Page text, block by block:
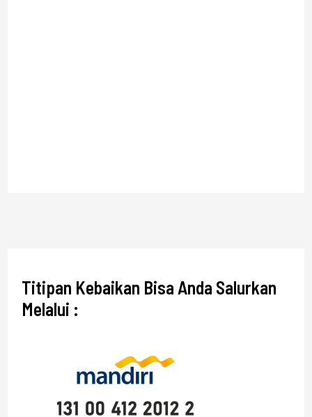
Titipan Kebaikan Bisa Anda Salurkan
Melalui :